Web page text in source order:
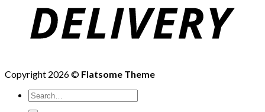
Copyright 2026 © Flatsome Theme
Search
for: